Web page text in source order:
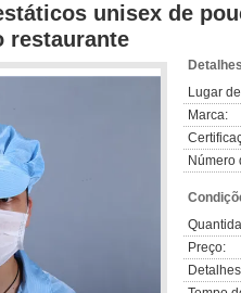
unisex de
restaurante
Lugar
Marca:
Número
Preço: